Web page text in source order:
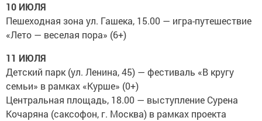
10 ИЮЛЯ
Пешеходная зона ул. Гашека, 15.00 — игра-путешествие
«Лето — веселая пора» (6+)
11 ИЮЛЯ
Детский парк (ул. Ленина, 45) — фестиваль «В кругу
семьи» в рамках «Курше» (0+)
Центральная площадь, 18.00 — выступление Сурена
Кочаряна (саксофон, г. Москва) в рамках проекта